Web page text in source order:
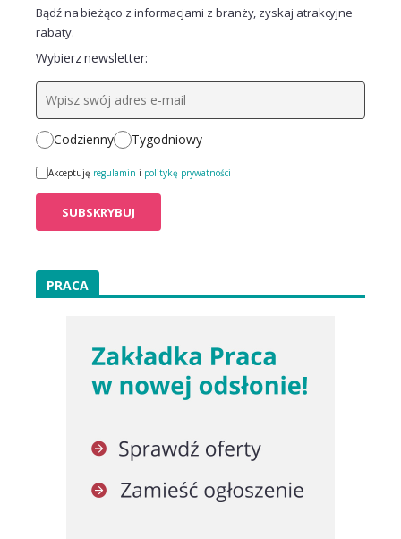
Bądź na bieżąco z informacjami z branży, zyskaj atrakcyjne
rabaty.
Wybierz newsletter:
Codzienny Tygodniowy
Akceptuję regulamin i politykę prywatności
PRACA